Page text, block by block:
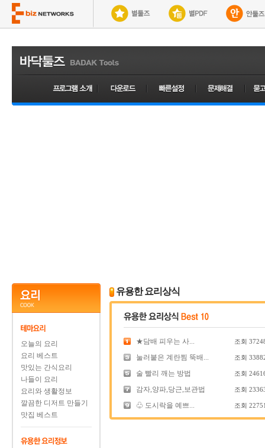
오늘의 요리
요리 베스트
맛있는 간식요리
나들이 요리
요리와 생활정보
깔끔한 디저트 만들기
맛집 베스트
유용한 요리상식
★담배 피우는 사... 조회
눌러붙은 계란찜 뚝배... 조회
술 빨리 깨는 방법 조회
감자,양파,당근,보관법 조회
♧ 도시락을 예쁘... 조회